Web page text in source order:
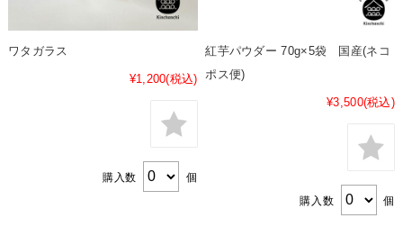
ワタガラス
¥1,200(税込)
購入数 個
紅芋パウダー 70g×5袋 国産(ネコ
ポス便)
¥3,500(税込)
購入数 個